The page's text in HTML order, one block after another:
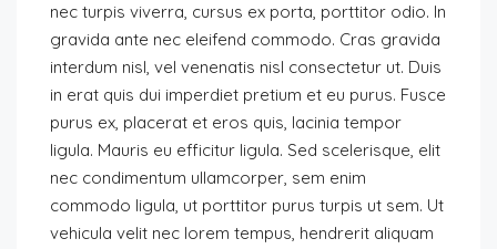
nec turpis viverra, cursus ex porta, porttitor odio. In
gravida ante nec eleifend commodo. Cras gravida
interdum nisl, vel venenatis nisl consectetur ut. Duis
in erat quis dui imperdiet pretium et eu purus. Fusce
purus ex, placerat et eros quis, lacinia tempor
ligula. Mauris eu efficitur ligula. Sed scelerisque, elit
nec condimentum ullamcorper, sem enim
commodo ligula, ut porttitor purus turpis ut sem. Ut
vehicula velit nec lorem tempus, hendrerit aliquam